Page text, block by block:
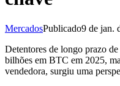
MercadosPublicado9 de jan.
Detentores de longo prazo
bilhões em BTC em 2025,
vendedora, surgiu uma